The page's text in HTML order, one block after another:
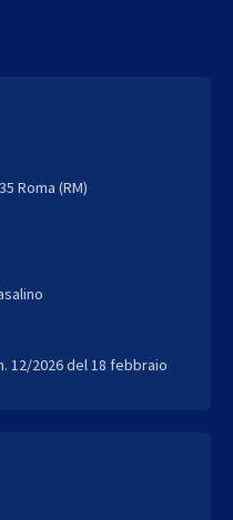
Roma (RM)
12/2026 del 18 febbraio